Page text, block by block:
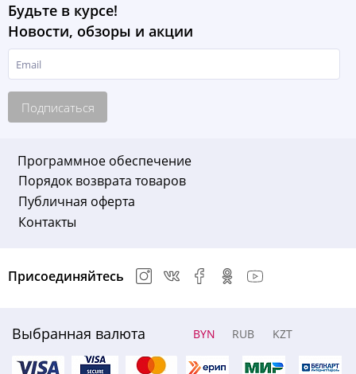
Будьте в курсе!
Новости, обзоры и акции
Подписаться
Программное обеспечение
Порядок возврата товаров
Публичная оферта
Контакты
Выбранная валюта BYN RUB KZT
Присоединяйтесь